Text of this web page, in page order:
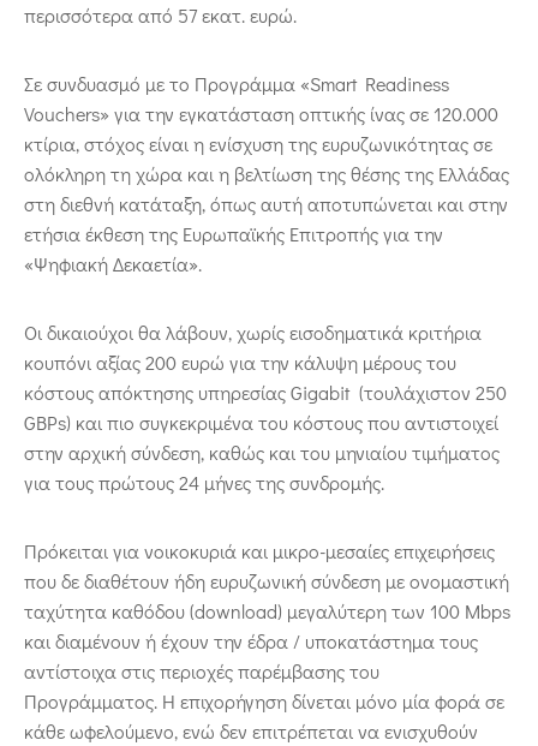
περισσότερα από 57 εκατ. ευρώ.
Σε συνδυασμό με το Προγράμμα «Smart Readiness
Vouchers» για την εγκατάσταση οπτικής ίνας σε 120.000
κτίρια, στόχος είναι η ενίσχυση της ευρυζωνικότητας σε
ολόκληρη τη χώρα και η βελτίωση της θέσης της Ελλάδας
στη διεθνή κατάταξη, όπως αυτή αποτυπώνεται και στην
ετήσια έκθεση της Ευρωπαϊκής Επιτροπής για την
«Ψηφιακή Δεκαετία».
Οι δικαιούχοι θα λάβουν, χωρίς εισοδηματικά κριτήρια
κουπόνι αξίας 200 ευρώ για την κάλυψη μέρους του
κόστους απόκτησης υπηρεσίας Gigabit (τουλάχιστον 250
GBPs) και πιο συγκεκριμένα του κόστους που αντιστοιχεί
στην αρχική σύνδεση, καθώς και του μηνιαίου τιμήματος
για τους πρώτους 24 μήνες της συνδρομής.
Πρόκειται για νοικοκυριά και μικρο-μεσαίες επιχειρήσεις
που δε διαθέτουν ήδη ευρυζωνική σύνδεση με ονομαστική
ταχύτητα καθόδου (download) μεγαλύτερη των 100 Mbps
και διαμένουν ή έχουν την έδρα / υποκατάστημα τους
αντίστοιχα στις περιοχές παρέμβασης του
Προγράμματος. Η επιχορήγηση δίνεται μόνο μία φορά σε
κάθε ωφελούμενο, ενώ δεν επιτρέπεται να ενισχυθούν